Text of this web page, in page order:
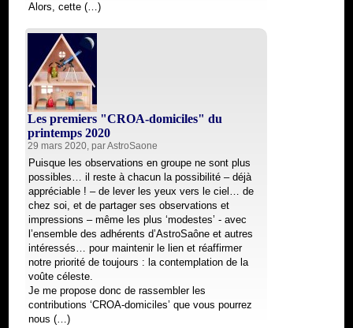
Alors, cette (…)
Les premiers "CROA-domiciles" du
printemps 2020
29 mars 2020, parAstroSaone
Puisque les observations en groupe ne sont plus
possibles… il reste à chacun la possibilité – déjà
appréciable ! – de lever les yeux vers le ciel… de
chez soi, et de partager ses observations et
impressions – même les plus ‘modestes’ - avec
l’ensemble des adhérents d’AstroSaône et autres
intéressés… pour maintenir le lien et réaffirmer
notre priorité de toujours : la contemplation de la
voûte céleste.
Je me propose donc de rassembler les
contributions ‘CROA-domiciles’ que vous pourrez
nous (…)